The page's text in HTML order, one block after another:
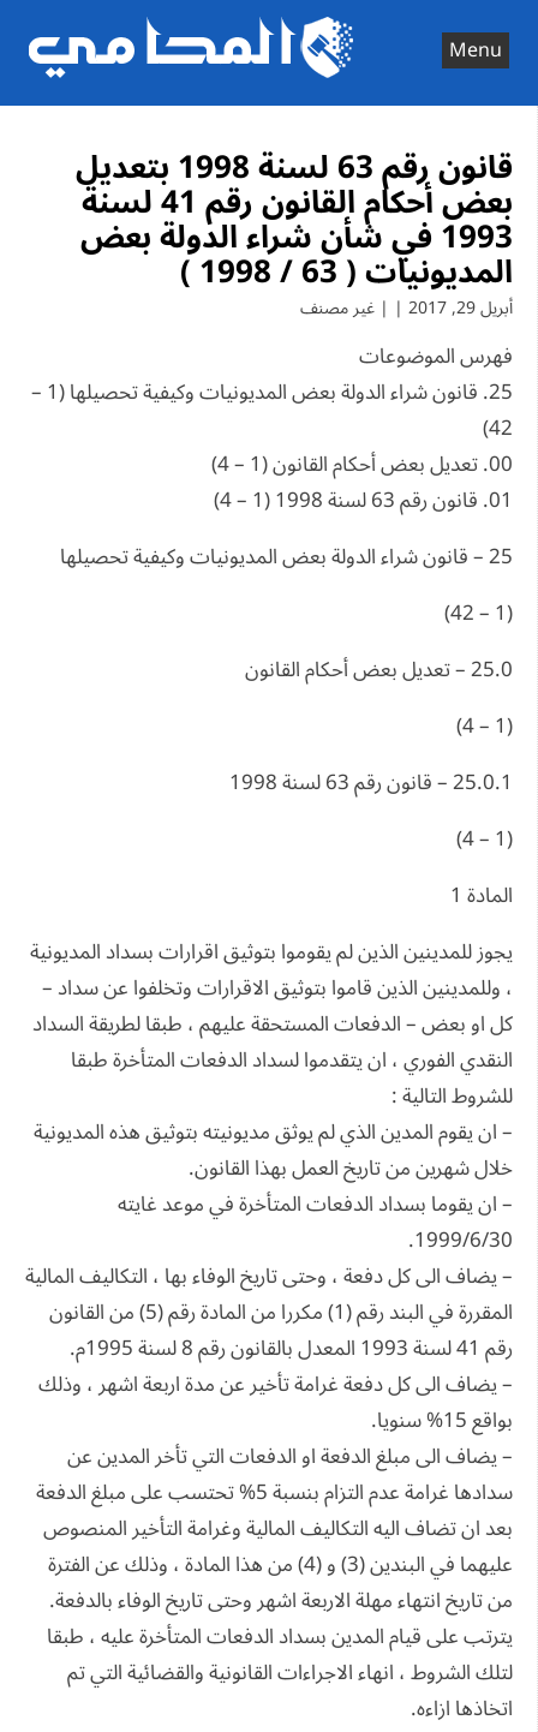
content
Menu
قانون رقم 63 لسنة 1998 بتعديل
بعض أحكام القانون رقم 41 لسنة
1993 في شأن شراء الدولة بعض
المديونيات ( 63 / 1998 )
أبريل 29, 2017 | | غير مصنف
فهرس الموضوعات
25. قانون شراء الدولة بعض المديونيات وكيفية تحصيلها (1 –
42)
00. تعديل بعض أحكام القانون (1 – 4)
01. قانون رقم 63 لسنة 1998 (1 – 4)
25 – قانون شراء الدولة بعض المديونيات وكيفية تحصيلها
(1 – 42)
25.0 – تعديل بعض أحكام القانون
(1 – 4)
25.0.1 – قانون رقم 63 لسنة 1998
(1 – 4)
المادة 1
يجوز للمدينين الذين لم يقوموا بتوثيق اقرارات بسداد المديونية
، وللمدينين الذين قاموا بتوثيق الاقرارات وتخلفوا عن سداد –
كل او بعض – الدفعات المستحقة عليهم ، طبقا لطريقة السداد
النقدي الفوري ، ان يتقدموا لسداد الدفعات المتأخرة طبقا
للشروط التالية :
– ان يقوم المدين الذي لم يوثق مديونيته بتوثيق هذه المديونية
خلال شهرين من تاريخ العمل بهذا القانون.
– ان يقوما بسداد الدفعات المتأخرة في موعد غايته
1999/6/30.
– يضاف الى كل دفعة ، وحتى تاريخ الوفاء بها ، التكاليف المالية
المقررة في البند رقم (1) مكررا من المادة رقم (5) من القانون
رقم 41 لسنة 1993 المعدل بالقانون رقم 8 لسنة 1995م.
– يضاف الى كل دفعة غرامة تأخير عن مدة اربعة اشهر ، وذلك
بواقع 15% سنويا.
– يضاف الى مبلغ الدفعة او الدفعات التي تأخر المدين عن
سدادها غرامة عدم التزام بنسبة 5% تحتسب على مبلغ الدفعة
بعد ان تضاف اليه التكاليف المالية وغرامة التأخير المنصوص
عليهما في البندين (3) و (4) من هذا المادة ، وذلك عن الفترة
من تاريخ انتهاء مهلة الاربعة اشهر وحتى تاريخ الوفاء بالدفعة.
يترتب على قيام المدين بسداد الدفعات المتأخرة عليه ، طبقا
لتلك الشروط ، انهاء الاجراءات القانونية والقضائية التي تم
اتخاذها ازاءه.